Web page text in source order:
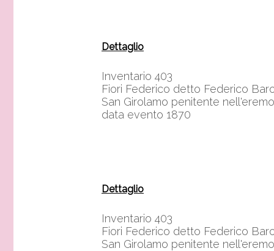
Dettaglio
Inventario 403
Fiori Federico detto Federico
San Girolamo penitente nell'eremo
data evento 1870
Dettaglio
Inventario 403
Fiori Federico detto Federico
San Girolamo penitente nell'eremo